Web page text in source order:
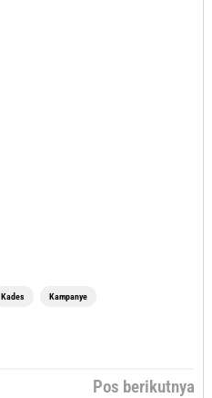
Kades Kampanye
Pos berikutnya